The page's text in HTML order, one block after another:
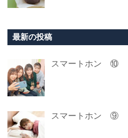
最新の投稿
スマートホン ⑩
スマートホン ⑨